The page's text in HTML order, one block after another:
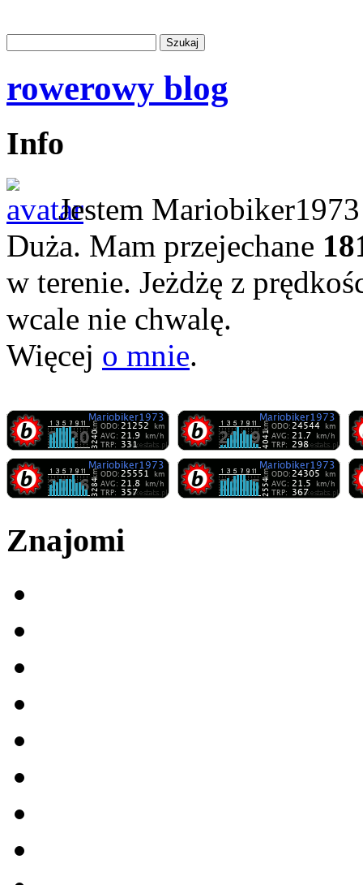
rowerowy blog
Info
Jestem
Duża. Mam przejechane
w terenie. Jeżdżę z
wcale nie chwalę.
Więcej o mnie.
Znajomi